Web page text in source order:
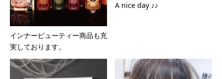
インナービューティー商品も充
実しております。
A nice day ♪♪